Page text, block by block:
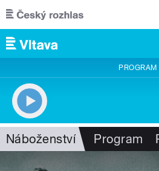
Přejít k hlavnímu obsahu
PROGRAM
Náboženství Program